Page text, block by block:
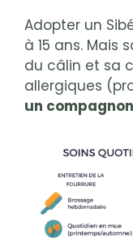
Adopter un
à 15 ans. Mais
du câlin et sa
allergiques
un